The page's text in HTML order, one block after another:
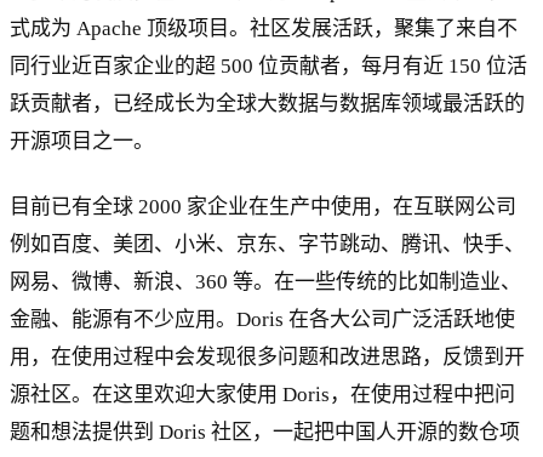
式成为 Apache 顶级项目。社区发展活跃，聚集了来自不
同行业近百家企业的超 500 位贡献者，每月有近 150 位活
跃贡献者，已经成长为全球大数据与数据库领域最活跃的
开源项目之一。
目前已有全球 2000 家企业在生产中使用，在互联网公司
例如百度、美团、小米、京东、字节跳动、腾讯、快手、
网易、微博、新浪、360 等。在一些传统的比如制造业、
金融、能源有不少应用。Doris 在各大公司广泛活跃地使
用，在使用过程中会发现很多问题和改进思路，反馈到开
源社区。在这里欢迎大家使用 Doris，在使用过程中把问
题和想法提供到 Doris 社区，一起把中国人开源的数仓项